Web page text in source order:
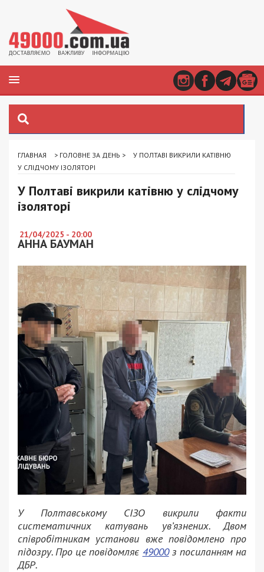
ГЛАВНАЯ > ГОЛОВНЕ ЗА ДЕНЬ >
У ПОЛТАВІ ВИКРИЛИ КАТІВНЮ
У СЛІДЧОМУ ІЗОЛЯТОРІ
У Полтаві викрили катівню у слідчому
ізоляторі
21/04/2025 - 20:00
АННА БАУМАН
У Полтавському СІЗО викрили факти
систематичних катувань ув’язнених. Двом
співробітникам установи вже повідомлено про
підозру. Про це повідомляє 49000з посиланням на
ДБР.